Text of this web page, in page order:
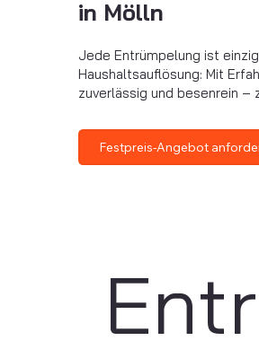
in Mölln
Jede Entrümpelung ist
Haushaltsauflösung: Mit
zuverlässig und besenrein –
Festpreis-Angebot